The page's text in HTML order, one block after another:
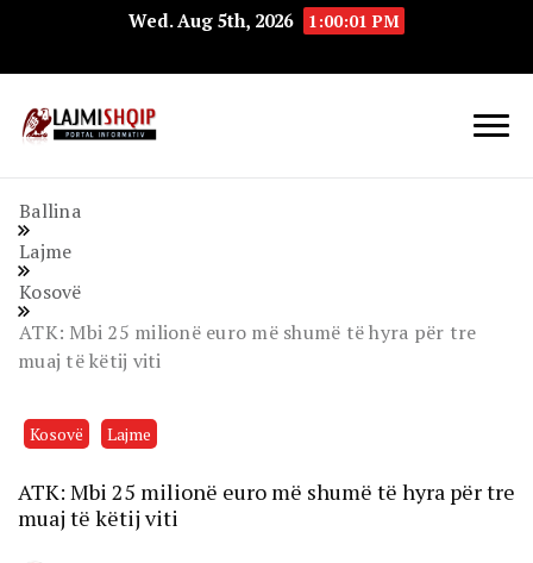
Wed. Aug 5th, 2026 1:00:02 PM
Ballina
Lajme
Kosovë
ATK: Mbi 25 milionë euro më shumë të hyra për tre
muaj të këtij viti
Kosovë Lajme
ATK: Mbi 25 milionë euro më shumë të hyra për tre
muaj të këtij viti